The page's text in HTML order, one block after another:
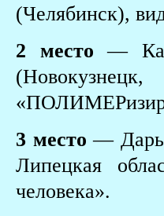
(Челябинск),
2 место —
3 место —
Липецкая
человека».